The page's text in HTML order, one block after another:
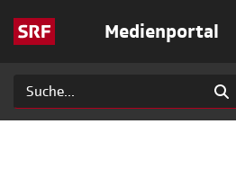
Medienportal